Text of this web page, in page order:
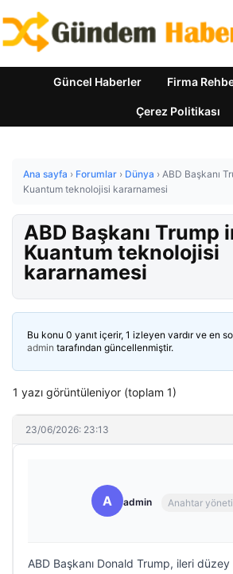
Güncel Haberler Firma
Çerez Politikası
Ana sayfa › Forumlar › Dünya › ABD Başkanı
Kuantum teknolojisi kararnamesi
ABD Başkanı Trump
Kuantum teknolojisi
kararnamesi
Bu konu 0 yanıt içerir, 1 izleyen vardır ve en
admin tarafından güncellenmiştir.
1 yazı görüntüleniyor (toplam 1)
23/06/2026: 23:13
A admin Anahtar
ABD Başkanı Donald Trump, ileri